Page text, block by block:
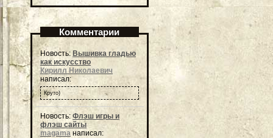
Комментарии
Новость: Вышивка гладью
как искусство
Кирилл Николаевич
написал:
Круто)
Новость: Флэш игры и
флэш сайты
magama написал: